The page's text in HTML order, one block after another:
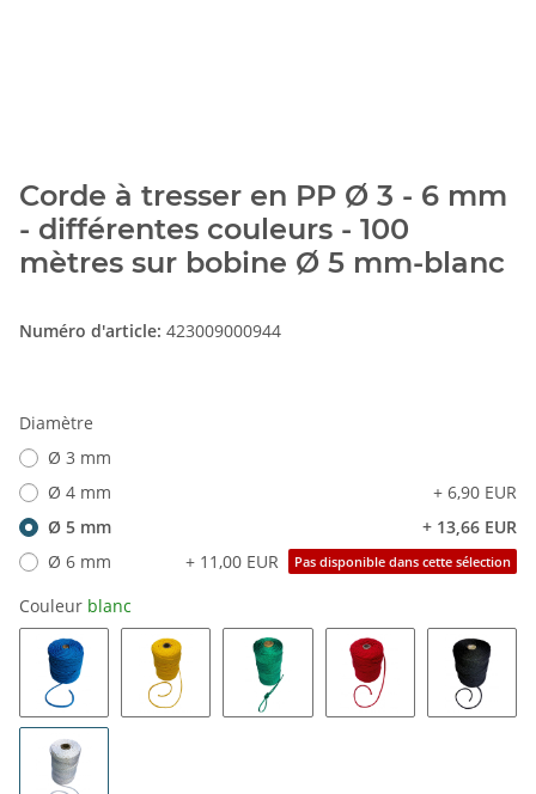
Corde à tresser en PP Ø 3 - 6 mm
- différentes couleurs - 100
mètres sur bobine Ø 5 mm-blanc
Numéro d'article: 423009000944
Diamètre
Ø 3 mm
Ø 4 mm
+ 6,90 EUR
Ø 5 mm
+ 13,66 EUR
Ø 6 mm
+ 11,00 EUR Pas disponible dans cette sélection
Couleur blanc
bleu